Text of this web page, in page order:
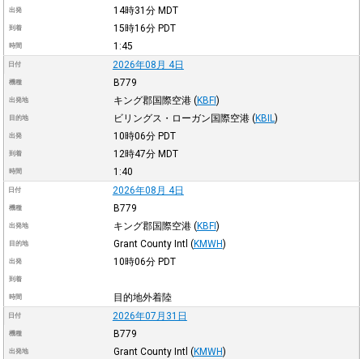
出発 14時31分 MDT
到着 15時16分 PDT
時間 1:45
日付 2026年08月 4日
機種 B779
出発地 キング郡国際空港 (KBFI )
目的地 ビリングス・ローガン国際空港 (KBIL)
出発 10時06分 PDT
到着 12時47分 MDT
時間 1:40
日付 2026年08月 4日
機種 B779
出発地 キング郡国際空港 (KBFI)
目的地 Grant County Intl (KMWH)
出発 10時06分 PDT
到着
時間 目的地外着陸
日付 2026年07月31日
機種 B779
出発地 Grant County Intl (KMWH)